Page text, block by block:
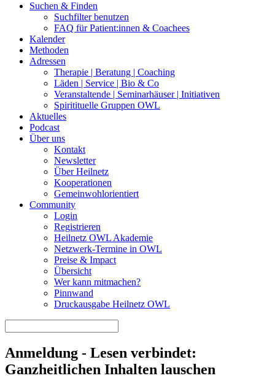
Suchen & Finden
Suchfilter benutzen
FAQ für Patient:innen & Coachees
Kalender
Methoden
Adressen
Therapie | Beratung | Coaching
Läden | Service | Bio & Co
Veranstaltende | Seminarhäuser | Initiativen
Spiritituelle Gruppen OWL
Aktuelles
Podcast
Über uns
Kontakt
Newsletter
Über Heilnetz
Kooperationen
Gemeinwohlorientiert
Community
Login
Registrieren
Heilnetz OWL Akademie
Netzwerk-Termine in OWL
Preise & Impact
Übersicht
Wer kann mitmachen?
Pinnwand
Druckausgabe Heilnetz OWL
Anmeldung - Lesen verbindet:
Ganzheitlichen Inhalten lauschen